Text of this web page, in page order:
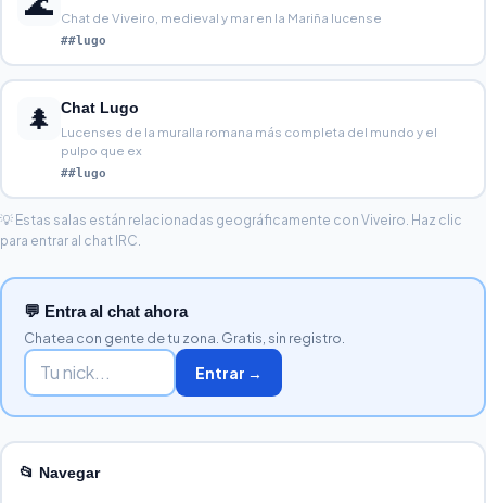
Chat de Viveiro, medieval y mar en la Mariña lucense
##lugo
🌲
Chat Lugo
Lucenses de la muralla romana más completa del mundo y el
pulpo que ex
##lugo
💡 Estas salas están relacionadas geográficamente con Viveiro. Haz clic
para entrar al chat IRC.
💬 Entra al chat ahora
Chatea con gente de tu zona. Gratis, sin registro.
Entrar →
📂 Navegar